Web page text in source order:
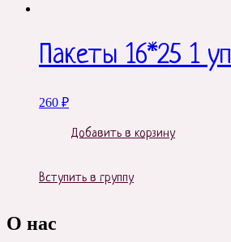
Пакеты 16*25 1 уп
260 ₽
Добавить в корзину
Вступить в группу
О нас